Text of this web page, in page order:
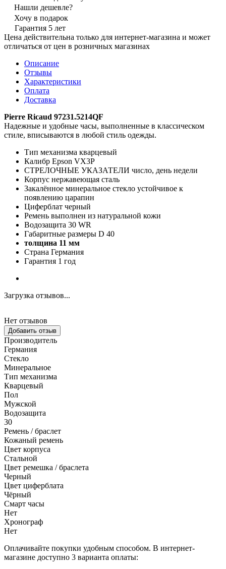
Нашли дешевле?
Хочу в подарок
Гарантия 5 лет
Цена действительна только для интернет-магазина и может
отличаться от цен в розничных магазинах
Описание
Отзывы
Характеристики
Оплата
Доставка
Pierre Ricaud 97231.5214QF
Надежные и удобные часы, выполненные в классическом
стиле, вписываются в любой стиль одежды.
Тип механизма кварцевый
Калибр Epson VX3P
СТРЕЛОЧНЫЕ УКАЗАТЕЛИ число, день недели
Корпус нержавеющая сталь
Закалённое минеральное стекло устойчивое к
появлению царапин
Циферблат черный
Ремень выполнен из натуральной кожи
Водозащита 30 WR
Габаритные размеры D 40
толщина 11 мм
Страна Германия
Гарантия 1 год
Загрузка отзывов...
Нет отзывов
Добавить отзыв
Производитель
Германия
Стекло
Минеральное
Тип механизма
Кварцевый
Пол
Мужской
Водозащита
30
Ремень / браслет
Кожаный ремень
Цвет корпуса
Стальной
Цвет ремешка / браслета
Черный
Цвет циферблата
Чёрный
Смарт часы
Нет
Хронограф
Нет
Оплачивайте покупки удобным способом. В интернет-
магазине доступно 3 варианта оплаты: